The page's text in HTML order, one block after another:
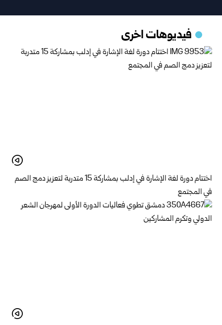
فيديوهات اخرى
اختتام دورة لغة الإشارة في إدلب بمشاركة 15 متدربة لتعزيز دمج الصم
في المجتمع